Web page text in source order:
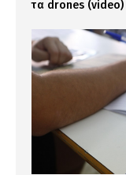
τα drones (video)